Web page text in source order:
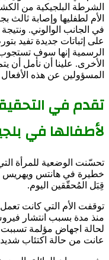
الشرطة البلجيكية من
الأم لطفليها وإصابة
في الجانب الوالوني.
على إثباتات جديدة تفيد
الرسمية إنها سوف تستجوب
الأخرى. علينا أن نأمل أن
المسؤولين عن هذه
تقدم في
لأطفالها في
تحسّنت الوضعية للمرأة
خطيرة في هانتس ويهريس
قِبَل المُحقّقين اليوم.
توقفت الأم التي كانت
منذ مدة بسبب انتشار
لحالة اجهاض مؤلمة تسببت
عانت من حالة اكتئاب